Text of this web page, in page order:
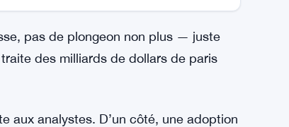
pas de plongeon non plus — juste
des milliards de dollars de paris
aux analystes. D’un côté, une adoption